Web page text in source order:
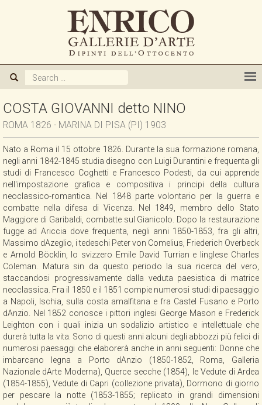
COSTA GIOVANNI detto NINO
ROMA 1826 - MARINA DI PISA (PI) 1903
Nato a Roma il 15 ottobre 1826. Durante la sua formazione romana,
negli anni 1842-1845 studia disegno con Luigi Durantini e frequenta gli
studi di Francesco Coghetti e Francesco Podesti, da cui apprende
nell'impostazione grafica e compositiva i principi della cultura
neoclassico-romantica. Nel 1848 parte volontario per la guerra e
combatte nella difesa di Vicenza. Nel 1849, membro dello Stato
Maggiore di Garibaldi, combatte sul Gianicolo. Dopo la restaurazione
fugge ad Ariccia dove frequenta, negli anni 1850-1853, fra gli altri,
Massimo dAzeglio, i tedeschi Peter von Comelius, Friederich Overbeck
e Arnold Böcklin, lo svizzero Emile David Turrian e linglese Charles
Coleman. Matura sin da questo periodo la sua ricerca del vero,
staccandosi progressivamente dalla veduta paesistica di matrice
neoclassica. Fra il 1850 e il 1851 compie numerosi studi di paesaggio
a Napoli, Ischia, sulla costa amalfitana e fra Castel Fusano e Porto
dAnzio. Nel 1852 conosce i pittori inglesi George Mason e Frederick
Leighton con i quali inizia un sodalizio artistico e intellettuale che
durerà tutta la vita. Sono di questi anni alcuni degli abbozzi più felici di
numerosi paesaggi che elaborerà anche in anni seguenti: Donne che
imbarcano legna a Porto dAnzio (1850-1852, Roma, Galleria
Nazionale dArte Moderna), Querce secche (1854), le Vedute di Ardea
(1854-1855), Vedute di Capri (collezione privata), Dormono di giorno
per pescare la notte (1853-1855; replicato in grandi dimensioni
CHI SIAMO
GALLERIA
MOSTRE
NOVITA'
PUBBLICAZIONI
ACQUISTIAMO
CONTATTI
NEWSLETTER
COLLABORAZIONI
VIDEO